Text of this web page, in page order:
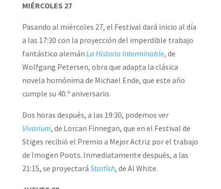
MIÉRCOLES 27
Pasando al miércoles 27, el Festival dará inicio al día
a las 17:30 con la proyección del imperdible trabajo
fantástico alemán La Historia Interminable, de
Wolfgang Petersen, obra que adapta la clásica
novela homónima de Michael Ende, que este año
cumple su 40.º aniversario.
Dos horas después, a las 19:30, podemos ver
Vivarium, de Lorcan Finnegan, que en el Festival de
Stiges recibió el Premio a Mejor Actriz por el trabajo
de Imogen Poots. Inmediatamente después, a las
21:15, se proyectará Starfish, de Al White.